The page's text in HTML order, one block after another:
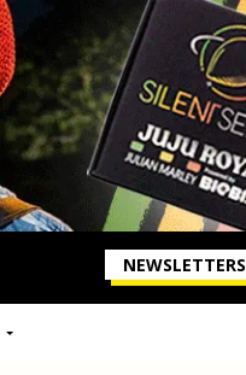
NEWSLETTERS